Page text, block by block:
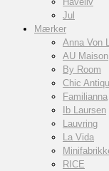
Jul
Mærker
Anna Von
AU Maison
By Room
Chic
Familianna
Ib Laursen
Lauvring
La Vida
RICE